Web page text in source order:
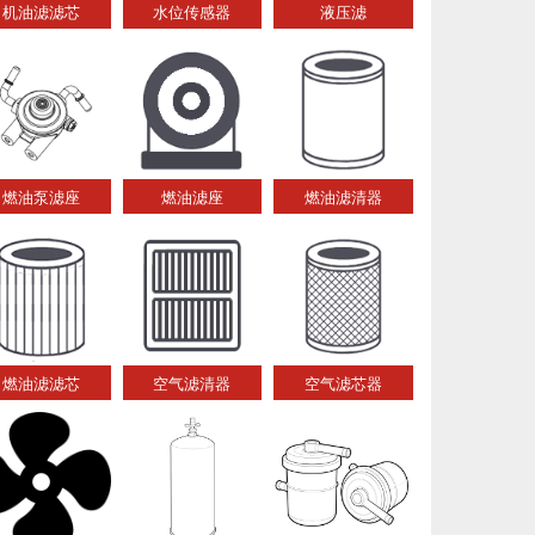
机油滤滤芯 水位传感器 液压滤
燃油泵滤座 燃油滤座 燃油滤清器
燃油滤滤芯 空气滤清器 空气滤芯器